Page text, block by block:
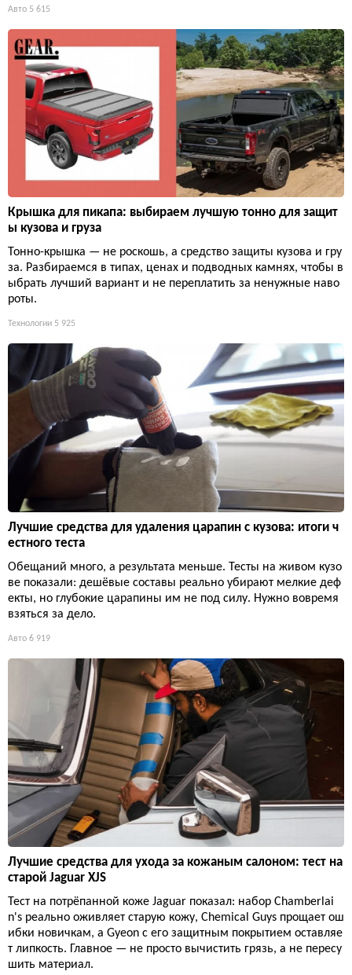
Авто 5 615
Крышка для пикапа: выбираем лучшую тонно для защит
ы кузова и груза
Тонно-крышка — не роскошь, а средство защиты кузова и гру
за. Разбираемся в типах, ценах и подводных камнях, чтобы в
ыбрать лучший вариант и не переплатить за ненужные наво
роты.
Технологии 5 925
Лучшие средства для удаления царапин с кузова: итоги ч
естного теста
Обещаний много, а результата меньше. Тесты на живом кузо
ве показали: дешёвые составы реально убирают мелкие деф
екты, но глубокие царапины им не под силу. Нужно вовремя
взяться за дело.
Авто 6 919
Лучшие средства для ухода за кожаным салоном: тест на
старой Jaguar XJS
Тест на потрёпанной коже Jaguar показал: набор Chamberlai
n's реально оживляет старую кожу, Chemical Guys прощает ош
ибки новичкам, а Gyeon с его защитным покрытием оставляе
т липкость. Главное — не просто вычистить грязь, а не пересу
шить материал.